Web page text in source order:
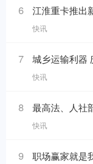
6 江淮重卡推出
快讯
7 城乡运输利器
快讯
8 最高法、人社部两部
快讯
9 职场赢家就